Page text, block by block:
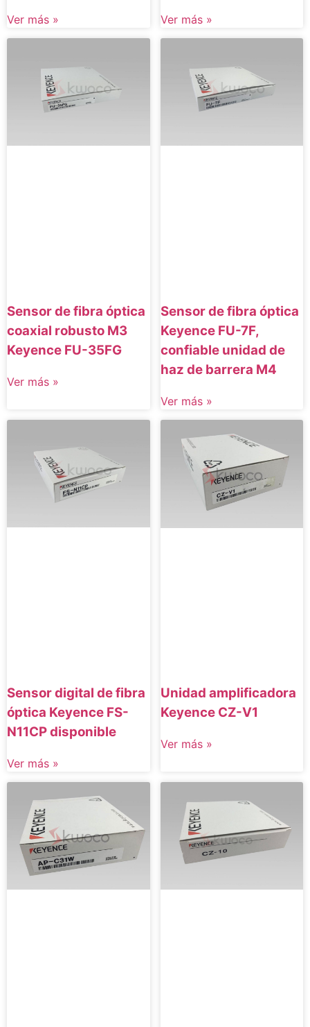
Ver más » Ver más »
Sensor de fibra óptica
coaxial robusto M3
Keyence FU-35FG
Ver más »
Sensor de fibra óptica
Keyence FU-7F,
confiable unidad de
haz de barrera M4
Ver más »
Sensor digital de fibra
óptica Keyence FS-
N11CP disponible
Ver más »
Unidad amplificadora
Keyence CZ-V1
Ver más »